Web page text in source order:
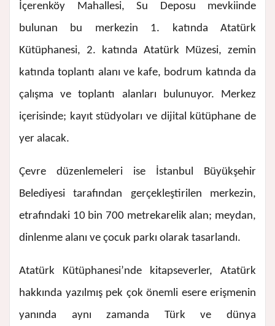
İçerenköy Mahallesi, Su Deposu mevkiinde
bulunan bu merkezin 1. katında Atatürk
Kütüphanesi, 2. katında Atatürk Müzesi, zemin
katında toplantı alanı ve kafe, bodrum katında da
çalışma ve toplantı alanları bulunuyor. Merkez
içerisinde; kayıt stüdyoları ve dijital kütüphane de
yer alacak.
Çevre düzenlemeleri ise İstanbul Büyükşehir
Belediyesi tarafından gerçekleştirilen merkezin,
etrafındaki 10 bin 700 metrekarelik alan; meydan,
dinlenme alanı ve çocuk parkı olarak tasarlandı.
Atatürk Kütüphanesi’nde kitapseverler, Atatürk
hakkında yazılmış pek çok önemli esere erişmenin
yanında aynı zamanda Türk ve dünya